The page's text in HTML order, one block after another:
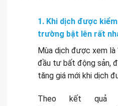
1. Khi dịch được
trường bật lên rất
Mùa dịch được xem là
đầu tư bất động sản,
tăng giá mới khi dịch
Theo kết quả